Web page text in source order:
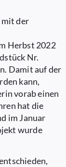
mit der
Herbst 2022
Nr.
Damit auf der
kann,
vorab einen
hat die
im Januar
wurde